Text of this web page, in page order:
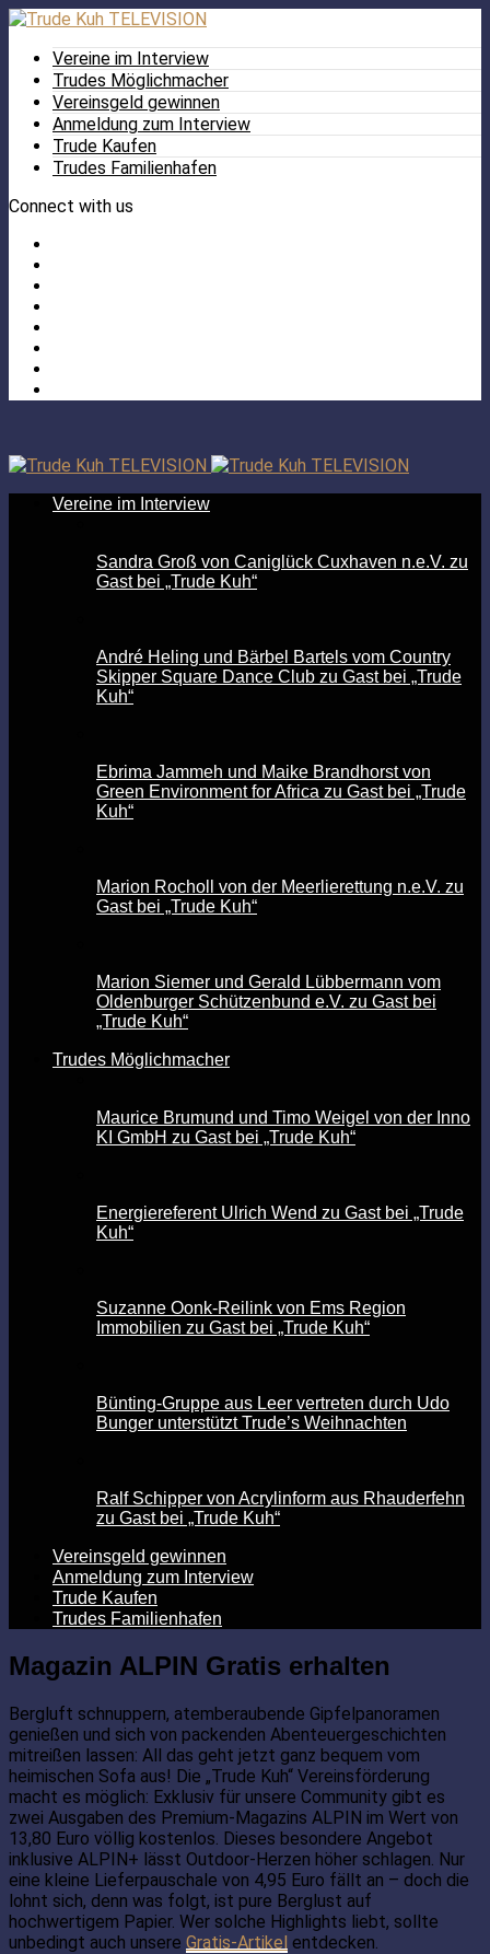
Vereine im Interview
Trudes Möglichmacher
Vereinsgeld gewinnen
Anmeldung zum Interview
Trude Kaufen
Trudes Familienhafen
Connect with us
Vereine im Interview
Sandra Groß von Caniglück Cuxhaven n.e.V. zu
Gast bei „Trude Kuh“
André Heling und Bärbel Bartels vom Country
Skipper Square Dance Club zu Gast bei „Trude
Kuh“
Ebrima Jammeh und Maike Brandhorst von
Green Environment for Africa zu Gast bei „Trude
Kuh“
Marion Rocholl von der Meerlierettung n.e.V. zu
Gast bei „Trude Kuh“
Marion Siemer und Gerald Lübbermann vom
Oldenburger Schützenbund e.V. zu Gast bei
„Trude Kuh“
Trudes Möglichmacher
Maurice Brumund und Timo Weigel von der Inno
KI GmbH zu Gast bei „Trude Kuh“
Energiereferent Ulrich Wend zu Gast bei „Trude
Kuh“
Suzanne Oonk-Reilink von Ems Region
Immobilien zu Gast bei „Trude Kuh“
Bünting-Gruppe aus Leer vertreten durch Udo
Bunger unterstützt Trude’s Weihnachten
Ralf Schipper von Acrylinform aus Rhauderfehn
zu Gast bei „Trude Kuh“
Vereinsgeld gewinnen
Anmeldung zum Interview
Trude Kaufen
Trudes Familienhafen
Magazin ALPIN Gratis erhalten
Bergluft schnuppern, atemberaubende Gipfelpanoramen
genießen und sich von packenden Abenteuergeschichten
mitreißen lassen: All das geht jetzt ganz bequem vom
heimischen Sofa aus! Die „Trude Kuh“ Vereinsförderung
macht es möglich: Exklusiv für unsere Community gibt es
zwei Ausgaben des Premium-Magazins ALPIN im Wert von
13,80 Euro völlig kostenlos. Dieses besondere Angebot
inklusive ALPIN+ lässt Outdoor-Herzen höher schlagen. Nur
eine kleine Lieferpauschale von 4,95 Euro fällt an – doch die
lohnt sich, denn was folgt, ist pure Berglust auf
hochwertigem Papier. Wer solche Highlights liebt, sollte
unbedingt auch unsere Gratis-Artikel entdecken.